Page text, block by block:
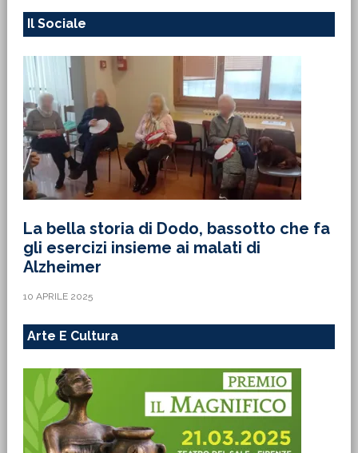
Il Sociale
La bella storia di Dodo, bassotto che fa
gli esercizi insieme ai malati di
Alzheimer
10 APRILE 2025
Arte E Cultura